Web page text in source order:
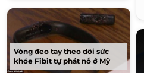
Vòng đeo tay theo dõi sức
khỏe Fibit tự phát nổ ở Mỹ